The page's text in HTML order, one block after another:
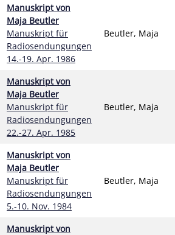
Manuskript von
Maja Beutler
Manuskript für
Radiosendungungen
14.-19. Apr. 1986
Beutler, Maja
Manuskript von
Maja Beutler
Manuskript für
Radiosendungungen
22.-27. Apr. 1985
Beutler, Maja
Manuskript von
Maja Beutler
Manuskript für
Radiosendungungen
5.-10. Nov. 1984
Beutler, Maja
Manuskript von